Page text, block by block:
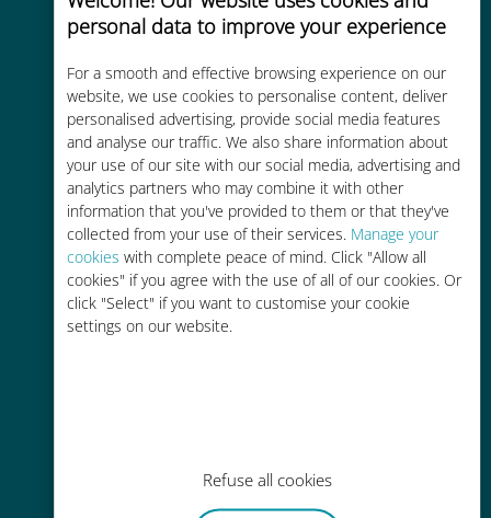
personal data to improve your experience
For a smooth and effective browsing experience on our
website, we use cookies to personalise content, deliver
personalised advertising, provide social media features
and analyse our traffic. We also share information about
your use of our site with our social media, advertising and
analytics partners who may combine it with other
information that you've provided to them or that they've
collected from your use of their services. Manage your
cookies with complete peace of mind. Click "Allow all
cookies" if you agree with the use of all of our cookies. Or
click "Select" if you want to customise your cookie
settings on our website.
Refuse all cookies
Kosteneffectief
Tot 90% goedkoper dan
roamingkosten bij je huidige
provider